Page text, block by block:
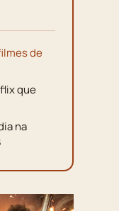
de
que
na